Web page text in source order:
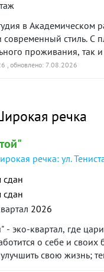
современный стиль. С
проживания, так
предлагает
не тратя
до учебных
в динамичном
равнодушным ни
Ваша мечта о
возможность
, обновлено: 7.08.2026
речка
речка: ул.
сдан
сдан
2026
эко-квартал, где
о себе и
свою жизнь;